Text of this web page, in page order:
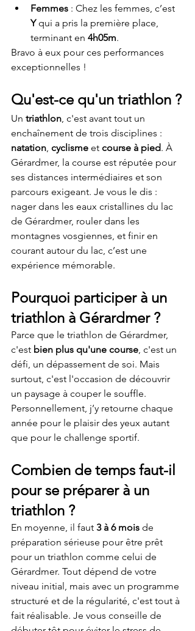
Femmes : Chez les femmes, c’est
Y qui a pris la première place,
terminant en 4h05m.
Bravo à eux pour ces performances
exceptionnelles !
Qu'est-ce qu'un triathlon ?
Un triathlon, c'est avant tout un
enchaînement de trois disciplines :
natation, cyclisme et course à pied. À
Gérardmer, la course est réputée pour
ses distances intermédiaires et son
parcours exigeant. Je vous le dis :
nager dans les eaux cristallines du lac
de Gérardmer, rouler dans les
montagnes vosgiennes, et finir en
courant autour du lac, c’est une
expérience mémorable.
Pourquoi participer à un
triathlon à Gérardmer ?
Parce que le triathlon de Gérardmer,
c'est bien plus qu'une course, c'est un
défi, un dépassement de soi. Mais
surtout, c'est l'occasion de découvrir
un paysage à couper le souffle.
Personnellement, j’y retourne chaque
année pour le plaisir des yeux autant
que pour le challenge sportif.
Combien de temps faut-il
pour se préparer à un
triathlon ?
En moyenne, il faut 3 à 6 mois de
préparation sérieuse pour être prêt
pour un triathlon comme celui de
Gérardmer. Tout dépend de votre
niveau initial, mais avec un programme
structuré et de la régularité, c'est tout à
fait réalisable. Je vous conseille de